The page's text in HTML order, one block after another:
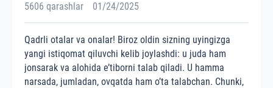
5606 qarashlar 01/24/2025
Qadrli otalar va onalar! Biroz oldin sizning uyingizga
yangi istiqomat qiluvchi kelib joylashdi: u juda ham
jonsarak va alohida e’tiborni talab qiladi. U hamma
narsada, jumladan, ovqatda ham o’ta talabchan. Chunki,